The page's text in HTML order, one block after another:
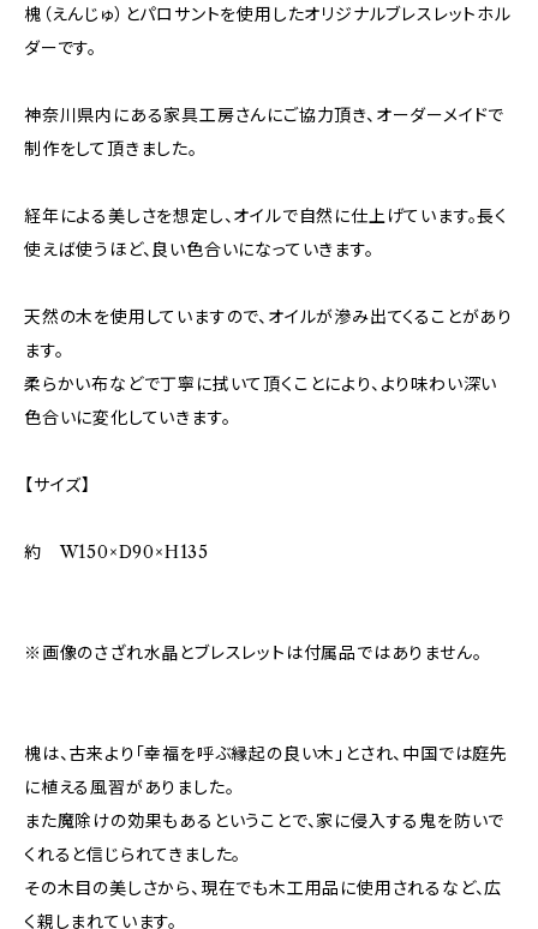
槐（えんじゅ）とパロサントを使用したオリジナルブレスレットホル
ダーです。
神奈川県内にある家具工房さんにご協力頂き、オーダーメイドで
制作をして頂きました。
経年による美しさを想定し、オイルで自然に仕上げています。長く
使えば使うほど、良い色合いになっていきます。
天然の木を使用していますので、オイルが滲み出てくることがあり
ます。
柔らかい布などで丁寧に拭いて頂くことにより、より味わい深い
色合いに変化していきます。
【サイズ】
約 W150×D90×H135
※画像のさざれ水晶とブレスレットは付属品ではありません。
槐は、古来より「幸福を呼ぶ縁起の良い木」とされ、中国では庭先
に植える風習がありました。
また魔除けの効果もあるということで、家に侵入する鬼を防いで
くれると信じられてきました。
その木目の美しさから、現在でも木工用品に使用されるなど、広
く親しまれています。